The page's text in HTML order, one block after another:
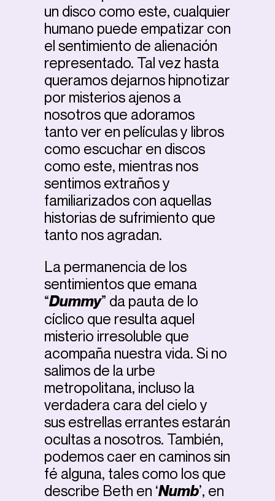
un disco como este, cualquier
humano puede empatizar con
el sentimiento de alienación
representado. Tal vez hasta
queramos dejarnos hipnotizar
por misterios ajenos a
nosotros que adoramos
tanto ver en películas y libros
como escuchar en discos
como este, mientras nos
sentimos extraños y
familiarizados con aquellas
historias de sufrimiento que
tanto nos agradan.
La permanencia de los
sentimientos que emana
“Dummy” da pauta de lo
cíclico que resulta aquel
misterio irresoluble que
acompaña nuestra vida. Si no
salimos de la urbe
metropolitana, incluso la
verdadera cara del cielo y
sus estrellas errantes estarán
ocultas a nosotros. También,
podemos caer en caminos sin
fé alguna, tales como los que
describe Beth en ‘Numb’, en